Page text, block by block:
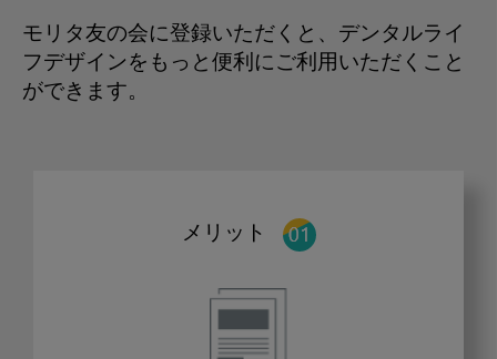
モリタ友の会に登録いただくと、デンタルライ
フデザインをもっと便利にご利用いただくこと
ができます。
メリット